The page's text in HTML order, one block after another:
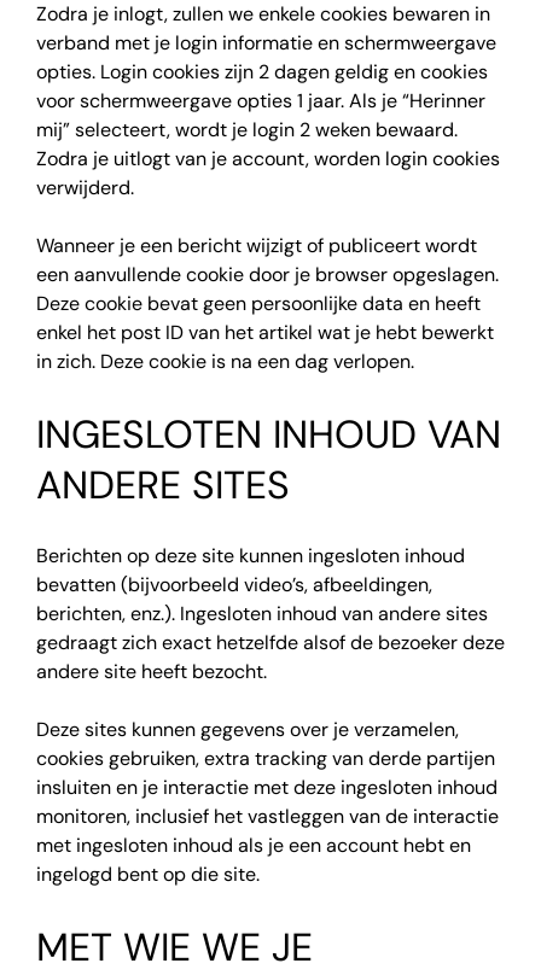
Zodra je inlogt, zullen we enkele cookies bewaren in
verband met je login informatie en schermweergave
opties. Login cookies zijn 2 dagen geldig en cookies
voor schermweergave opties 1 jaar. Als je “Herinner
mij” selecteert, wordt je login 2 weken bewaard.
Zodra je uitlogt van je account, worden login cookies
verwijderd.
Wanneer je een bericht wijzigt of publiceert wordt
een aanvullende cookie door je browser opgeslagen.
Deze cookie bevat geen persoonlijke data en heeft
enkel het post ID van het artikel wat je hebt bewerkt
in zich. Deze cookie is na een dag verlopen.
INGESLOTEN INHOUD VAN
ANDERE SITES
Berichten op deze site kunnen ingesloten inhoud
bevatten (bijvoorbeeld video’s, afbeeldingen,
berichten, enz.). Ingesloten inhoud van andere sites
gedraagt zich exact hetzelfde alsof de bezoeker deze
andere site heeft bezocht.
Deze sites kunnen gegevens over je verzamelen,
cookies gebruiken, extra tracking van derde partijen
insluiten en je interactie met deze ingesloten inhoud
monitoren, inclusief het vastleggen van de interactie
met ingesloten inhoud als je een account hebt en
ingelogd bent op die site.
MET WIE WE JE